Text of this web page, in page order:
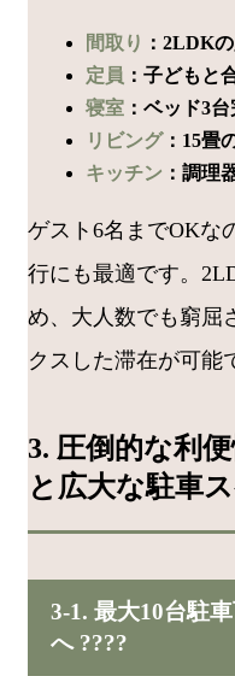
間取り ：2LDK
定員 ：子どもと
寝室 ：ベッド3
リビング：15畳
キッチン ：調理
ゲスト6名までOKな
行にも最適です。
め、大人数でも窮屈
クスした滞在が可能
3. 圧倒的な利
と広大な駐車
3-1. 最大10台駐
へ ????️